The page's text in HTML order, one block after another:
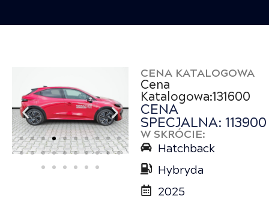
CENA KATALOGOWA
Cena
Katalogowa:131600
CENA
SPECJALNA: 113900
W SKRÓCIE:
Hatchback
Hybryda
2025